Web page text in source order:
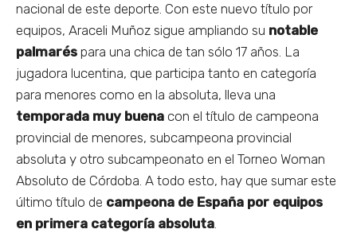
nacional de este deporte. Con este nuevo título por
equipos, Araceli Muñoz sigue ampliando su notable
palmarés para una chica de tan sólo 17 años. La
jugadora lucentina, que participa tanto en categoría
para menores como en la absoluta, lleva una
temporada muy buena con el título de campeona
provincial de menores, subcampeona provincial
absoluta y otro subcampeonato en el Torneo Woman
Absoluto de Córdoba. A todo esto, hay que sumar este
último título de campeona de España por equipos
en primera categoría absoluta.